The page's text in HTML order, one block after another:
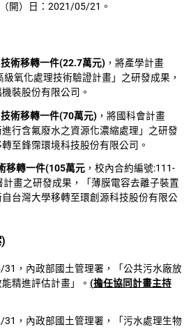
開）日：2021/05/21。
技術移轉一件(22.7萬元) ，將產學計畫
級氧化處理技術驗證計畫」之研發成果，
裝股份有限公司。
技術移轉一件(70萬元) ，將國科會計畫
進行含氟廢水之資源化濃縮處理」之研發
至鋒霈環境科技股份有限公司。
移轉一件(105萬元 ，校內合約編號:111-
計畫之研發成果，「薄膜電容去離子裝置
台灣大學移轉至環創源科技股份有限公
)
，內政部國土管理署，「公共污水廠放
精進評估計畫」。(擔任協同計畫主持
，內政部國土管理署，「污水處理生物